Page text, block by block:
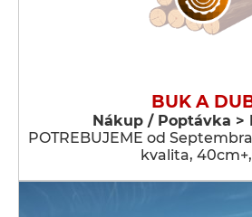
BUK A
Nákup / Poptávka >
POTREBUJEME od
kvalita,